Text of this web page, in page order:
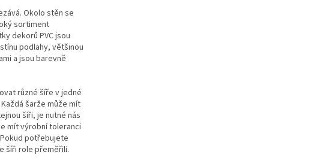
Okolo stěn se
sortiment
dekorů PVC jsou
podlahy, většinou
a jsou barevně
různé šíře v jedné
šarže může mít
šíři, je nutné nás
mít výrobní toleranci
potřebujete
šíři role přeměřili.